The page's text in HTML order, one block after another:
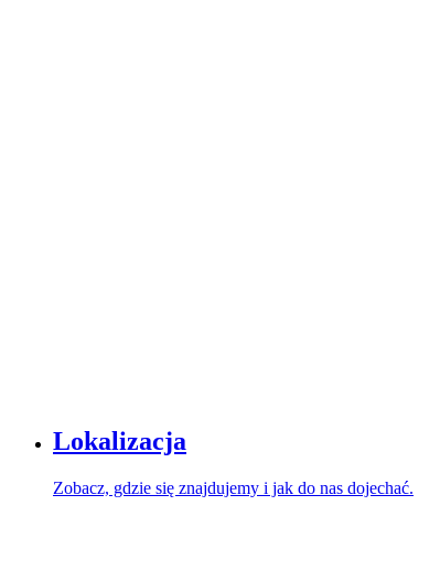
Lokalizacja
Zobacz, gdzie się znajdujemy i jak do nas dojechać.